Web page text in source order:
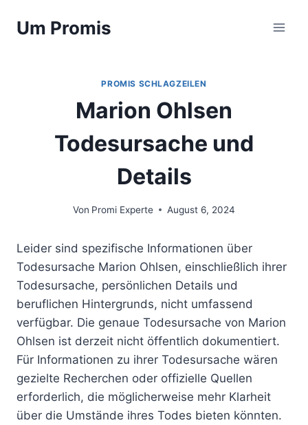
InhaltUm Promis
PROMIS SCHLAGZEILEN
Marion Ohlsen
Todesursache und
Details
Von Promi Experte August 6, 2024
Leider sind spezifische Informationen über
Todesursache Marion Ohlsen, einschließlich ihrer
Todesursache, persönlichen Details und
beruflichen Hintergrunds, nicht umfassend
verfügbar. Die genaue Todesursache von Marion
Ohlsen ist derzeit nicht öffentlich dokumentiert.
Für Informationen zu ihrer Todesursache wären
gezielte Recherchen oder offizielle Quellen
erforderlich, die möglicherweise mehr Klarheit
über die Umstände ihres Todes bieten könnten.